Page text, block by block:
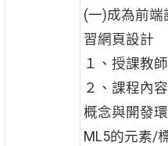
(一)成為前端
習網頁設計
１、授課教
２、課程內
概念與開發
ML5的元素/